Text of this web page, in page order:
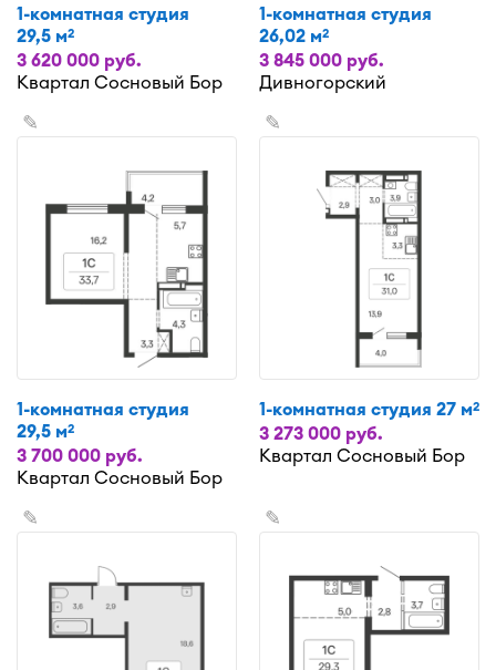
1-комнатная студия
29,5 м2
3 620 000 руб.
Квартал Сосновый Бор
1-комнатная студия
26,02 м2
3 845 000 руб.
Дивногорский
✎
1-комнатная студия
29,5 м2
3 700 000 руб.
Квартал Сосновый Бор
✎
1-комнатная студия 27 м2
3 273 000 руб.
Квартал Сосновый Бор
✎ ✎